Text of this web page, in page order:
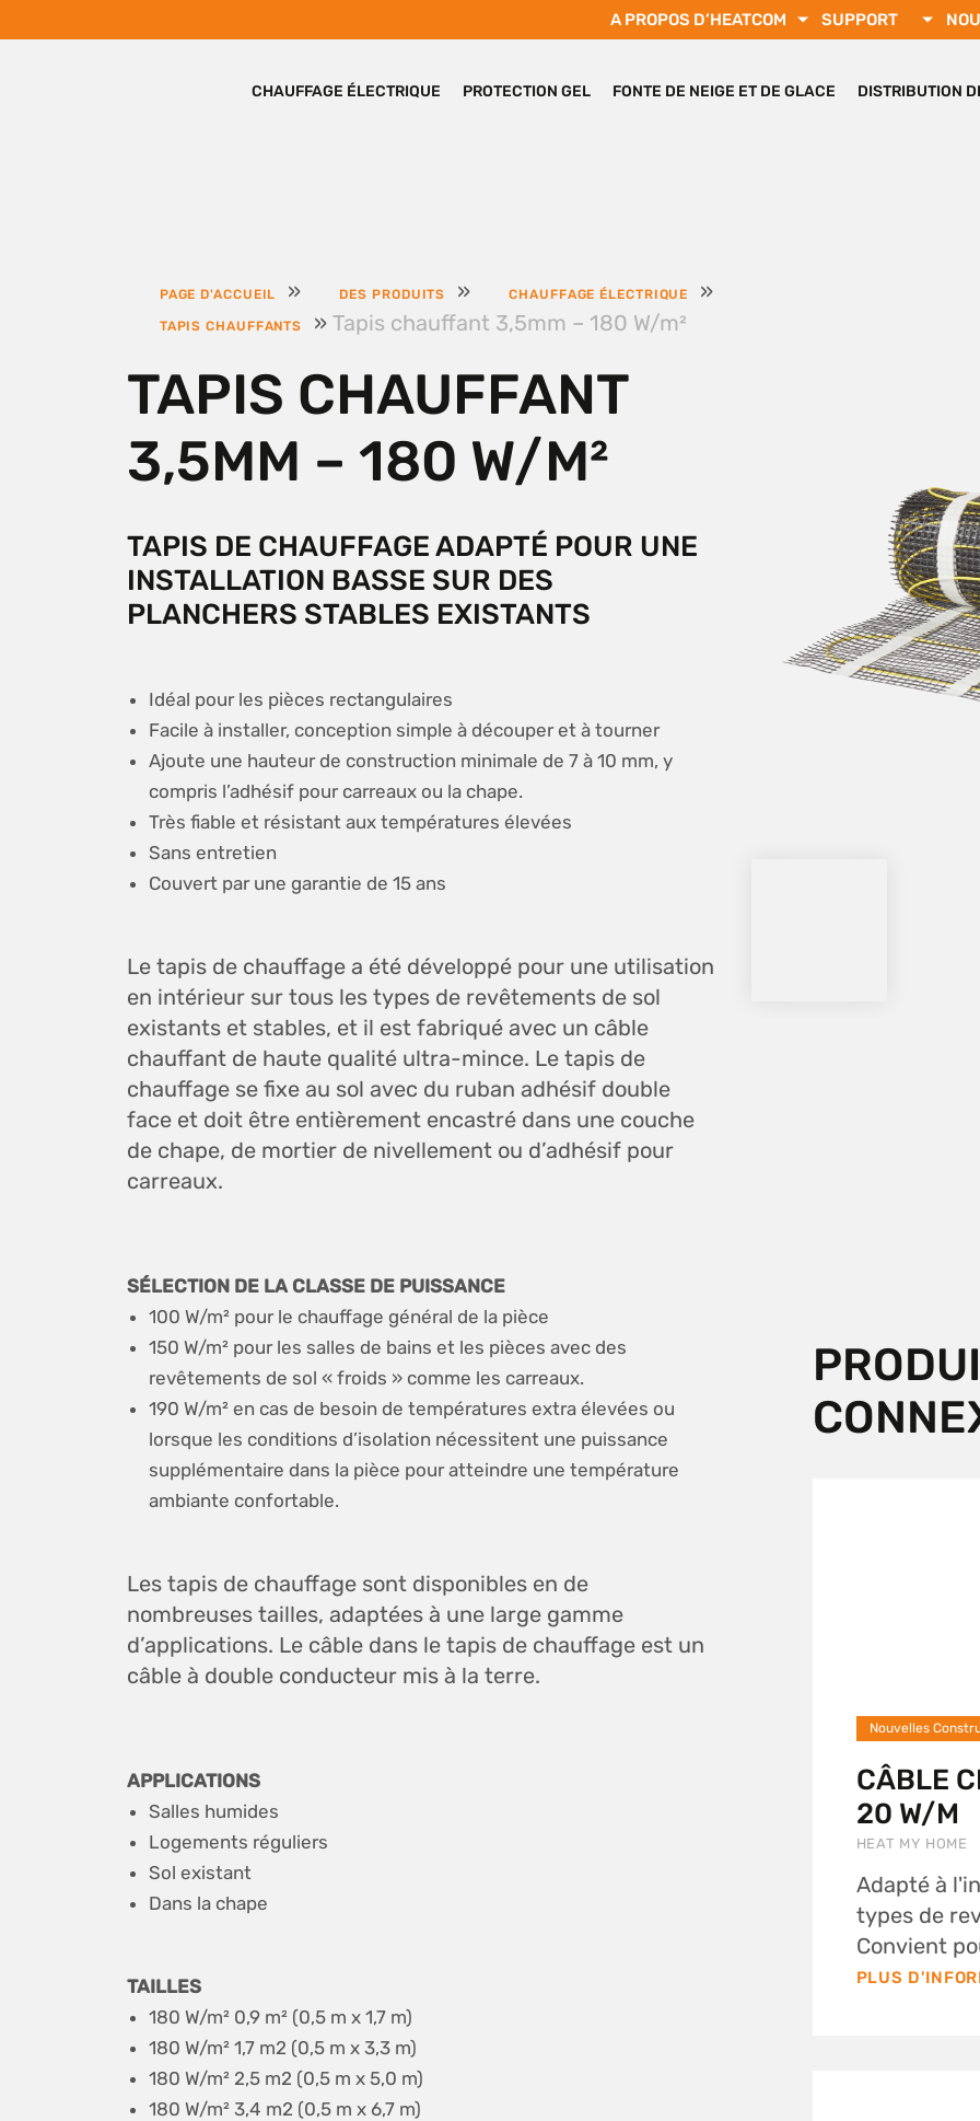
A PROPOS D’HEATCOM SUPPORT
CHAUFFAGE ÉLECTRIQUE PROTECTION GEL FONTE DE NEIGE ET DE GLACE DISTRIBUTION
PAGE D'ACCUEIL » DES PRODUITS » CHAUFFAGE ÉLECTRIQUE »
TAPIS CHAUFFANTS »Tapis chauffant 3,5mm – 180 W/m²
TAPIS CHAUFFANT
3,5MM – 180 W/M²
TAPIS DE CHAUFFAGE ADAPTÉ POUR UNE
INSTALLATION BASSE SUR DES
PLANCHERS STABLES EXISTANTS
Idéal pour les pièces rectangulaires
Facile à installer, conception simple à découper et à tourner
Ajoute une hauteur de construction minimale de 7 à 10 mm, y
compris l’adhésif pour carreaux ou la chape.
Très fiable et résistant aux températures élevées
Sans entretien
Couvert par une garantie de 15 ans
Le tapis de chauffage a été développé pour une utilisation
en intérieur sur tous les types de revêtements de sol
existants et stables, et il est fabriqué avec un câble
chauffant de haute qualité ultra-mince. Le tapis de
chauffage se fixe au sol avec du ruban adhésif double
face et doit être entièrement encastré dans une couche
de chape, de mortier de nivellement ou d’adhésif pour
carreaux.
SÉLECTION DE LA CLASSE DE PUISSANCE
100 W/m² pour le chauffage général de la pièce
150 W/m² pour les salles de bains et les pièces avec des
revêtements de sol « froids » comme les carreaux.
190 W/m² en cas de besoin de températures extra élevées ou
lorsque les conditions d’isolation nécessitent une puissance
supplémentaire dans la pièce pour atteindre une température
ambiante confortable.
Les tapis de chauffage sont disponibles en de
nombreuses tailles, adaptées à une large gamme
d’applications. Le câble dans le tapis de chauffage est un
câble à double conducteur mis à la terre.
APPLICATIONS
Salles humides
Logements réguliers
Sol existant
Dans la chape
TAILLES
180 W/m² 0,9 m² (0,5 m x 1,7 m)
180 W/m² 1,7 m2 (0,5 m x 3,3 m)
180 W/m² 2,5 m2 (0,5 m x 5,0 m)
180 W/m² 3,4 m2 (0,5 m x 6,7 m)
Nouvelles
CÂBLE
20 W/M
HEAT MY HOME
Adapté à
types de
Convient
PLUS